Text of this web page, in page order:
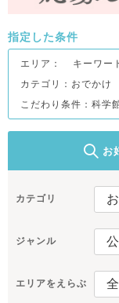
指定した条件
エリア：
キーワー
カテゴリ：おでかけ
こだわり条件： 科学
お
カテゴリ
ジャンル
エリアをえらぶ